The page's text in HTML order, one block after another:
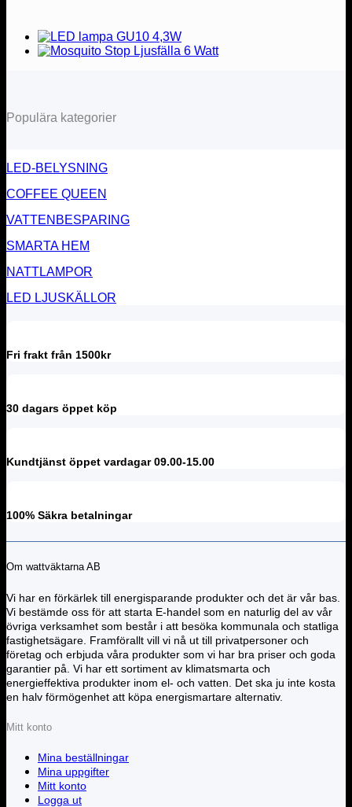
Populära kategorier
LED-BELYSNING
COFFEE QUEEN
VATTENBESPARING
SMARTA HEM
NATTLAMPOR
LED LJUSKÄLLOR
Fri frakt från 1500kr
30 dagars öppet köp
Kundtjänst öppet vardagar 09.00-15.00
100% Säkra betalningar
Om wattväktarna AB
Vi har en förkärlek till energisparande produkter och det är vår bas.
Vi bestämde oss för att starta E-handel som en naturlig del av vår
övriga verksamhet som består i att besöka kommunala och statliga
fastighetsägare. Framförallt vill vi nå ut till privatpersoner och
företag och erbjuda våra produkter som vi har bra priser och goda
garantier på. Vi har ett sortiment av klimatsmarta och
energieffektiva produkter inom el- och vatten. Det ska ju inte kosta
en halv förmögenhet att köpa energismartare alternativ.
Mitt konto
Mina beställningar
Mina uppgifter
Mitt konto
Logga ut